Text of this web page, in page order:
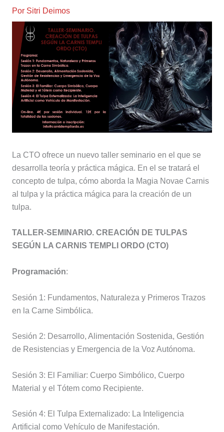
Por Sitri Deimos
La CTO ofrece un nuevo taller seminario en el que se
desarrolla teoría y práctica mágica. En el se tratará el
concepto de tulpa, cómo aborda la Magia Novae Carnis
al tulpa y la práctica mágica para la creación de un
tulpa.
TALLER-SEMINARIO. CREACIÓN DE TULPAS
SEGÚN LA CARNIS TEMPLI ORDO (CTO)
Programación:
Sesión 1: Fundamentos, Naturaleza y Primeros Trazos
en la Carne Simbólica.
Sesión 2: Desarrollo, Alimentación Sostenida, Gestión
de Resistencias y Emergencia de la Voz Autónoma.
Sesión 3: El Familiar: Cuerpo Simbólico, Cuerpo
Material y el Tótem como Recipiente.
Sesión 4: El Tulpa Externalizado: La Inteligencia
Artificial como Vehículo de Manifestación.